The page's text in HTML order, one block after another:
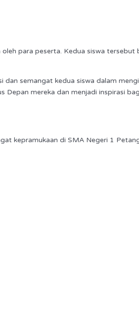
para peserta. Kedua siswa tersebut
dan semangat kedua siswa dalam
mereka dan menjadi inspirasi
kepramukaan di SMA Negeri 1